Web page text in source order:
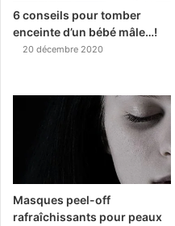
6 conseils pour tomber
enceinte d’un bébé mâle…!
20 décembre 2020
Masques peel-off
rafraîchissants pour peaux